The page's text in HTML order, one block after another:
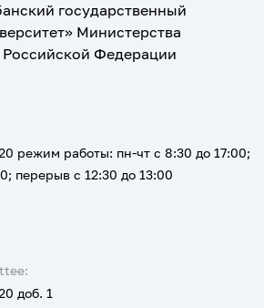
государственный
Министерства
Федерации
доб. 1
режим работы: пн-чт с 8:30 до 17:00;
перерыв с 12:30 до 13:00